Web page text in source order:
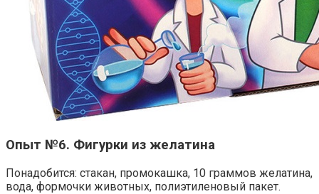
Опыт №6. Фигурки из желатина
Понадобится: стакан, промокашка, 10 граммов желатина,
вода, формочки животных, полиэтиленовый пакет.